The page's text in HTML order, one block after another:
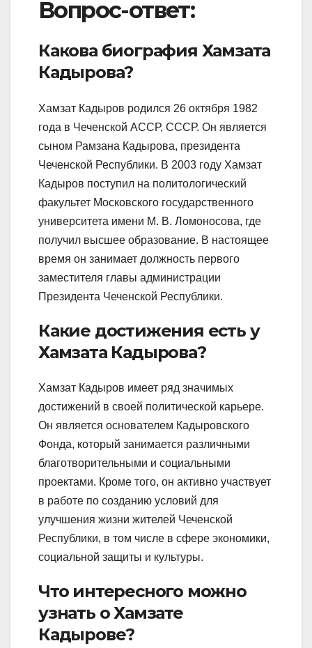
Вопрос-ответ:
Какова биография Хамзата
Кадырова?
Хамзат Кадыров родился 26 октября 1982
года в Чеченской АССР, СССР. Он является
сыном Рамзана Кадырова, президента
Чеченской Республики. В 2003 году Хамзат
Кадыров поступил на политологический
факультет Московского государственного
университета имени М. В. Ломоносова, где
получил высшее образование. В настоящее
время он занимает должность первого
заместителя главы администрации
Президента Чеченской Республики.
Какие достижения есть у
Хамзата Кадырова?
Хамзат Кадыров имеет ряд значимых
достижений в своей политической карьере.
Он является основателем Кадыровского
Фонда, который занимается различными
благотворительными и социальными
проектами. Кроме того, он активно участвует
в работе по созданию условий для
улучшения жизни жителей Чеченской
Республики, в том числе в сфере экономики,
социальной защиты и культуры.
Что интересного можно
узнать о Хамзате
Кадырове?